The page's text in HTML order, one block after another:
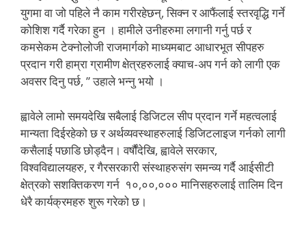
युगमा वा जो पहिले नै काम गरीरहेछन्, सिक्न र आफैंलाई स्तरवृद्धि गर्ने
कोशिश गर्दै गरेका हुन । हामीले उनीहरुमा लगानी गर्नु पर्छ र
कमसेकम टेक्नोलोजी राजमार्गको माध्यमबाट आधारभूत सीपहरु
प्रदान गरी हाम्रा ग्रामीण क्षेत्रहरुलाई क्याच-अप गर्न को लागी एक
अवसर दिनु पर्छ, ” उहाले भन्नु भयो ।
ह्वावेले लामो समयदेखि सबैलाई डिजिटल सीप प्रदान गर्ने महत्वलाई
मान्यता दिईरहेको छ र अर्थव्यवस्थाहरुलाई डिजिटलाइज गर्नको लागी
कसैलाई पछाडि छोड्दैन। वर्षौंदेखि, ह्वावेले सरकार,
विश्वविद्यालयहरु, र गैरसरकारी संस्थाहरुसंग समन्व्य गर्दै आईसीटी
क्षेत्रको सशक्तिकरण गर्न १०,००,००० मानिसहरुलाई तालिम दिन
धेरै कार्यक्रमहरु शुरू गरेको छ।